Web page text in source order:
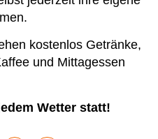
kostenlos Getränke,
und Mittagessen
Wetter statt!